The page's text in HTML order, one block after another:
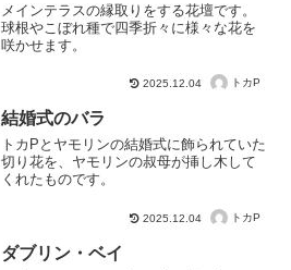
メインテラスの縁取りをする花壇です。
球根やこぼれ種で四季折々に様々な花を
咲かせます。
2025.12.04 トカP
結婚式のバラ
トカPとヤモリンの結婚式に飾られていた
切り花を、ヤモリンの叔母が挿し木して
くれたものです。
2025.12.04 トカP
ダブリン・ベイ